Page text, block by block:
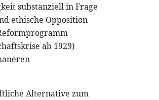
substanziell in Frage
ethische Opposition
ab 1929)
Alternative zum